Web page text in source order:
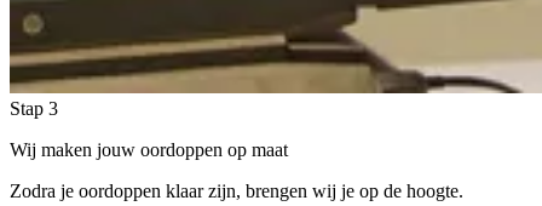
Stap 3
Wij maken jouw oordoppen op maat
Zodra je oordoppen klaar zijn, brengen wij je op de hoogte.